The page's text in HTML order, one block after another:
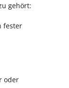
gehört:
fester
oder